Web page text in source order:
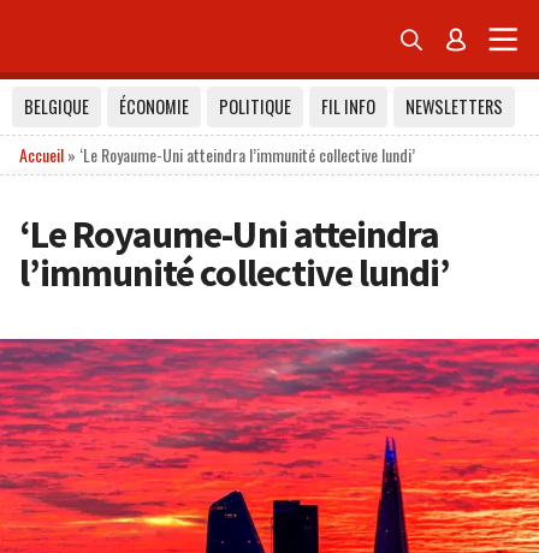
 
BELGIQUE ÉCONOMIE POLITIQUE FIL INFO
NEWSLETTERS
Accueil» ‘Le Royaume-Uni atteindra l’immunité collective lundi’
‘Le Royaume-Uni atteindra
l’immunité collective lundi’